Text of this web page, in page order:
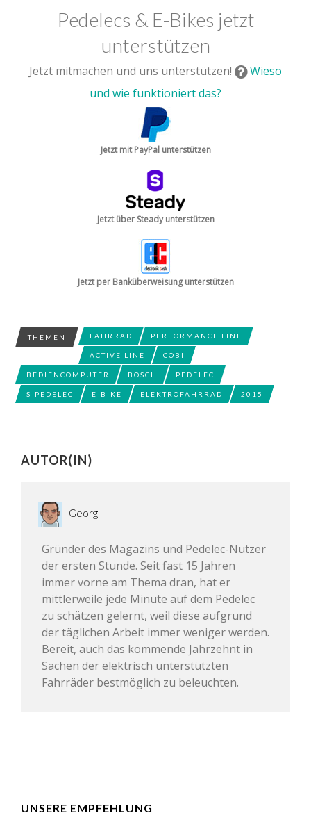
Pedelecs & E-Bikes jetzt
unterstützen
Jetzt mitmachen und uns unterstützen!
Wieso
und wie funktioniert das?
Jetzt mit PayPal unterstützen
Jetzt über Steady unterstützen
Jetzt per Banküberweisung unterstützen
THEMEN FAHRRAD PERFORMANCE LINE
ACTIVE LINE COBI
BEDIENCOMPUTER BOSCH PEDELEC
S-PEDELEC E-BIKE ELEKTROFAHRRAD 2015
AUTOR(IN)
Georg
Gründer des Magazins und Pedelec-Nutzer
der ersten Stunde. Seit fast 15 Jahren
immer vorne am Thema dran, hat er
mittlerweile jede Minute auf dem Pedelec
zu schätzen gelernt, weil diese aufgrund
der täglichen Arbeit immer weniger werden.
Bereit, auch das kommende Jahrzehnt in
Sachen der elektrisch unterstützten
Fahrräder bestmöglich zu beleuchten.
UNSERE EMPFEHLUNG